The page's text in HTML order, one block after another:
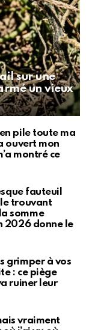
sur une
un vieux
pile toute ma
ouvert mon
montré ce
fauteuil
le trouvant
somme
2026 donne le
grimper à vos
: ce piège
ruiner leur
vraiment